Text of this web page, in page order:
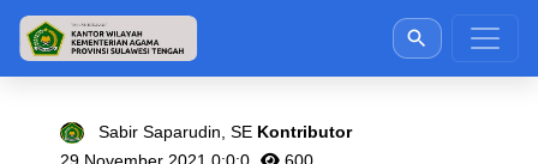
Sabir Saparudin, SE Kontributor